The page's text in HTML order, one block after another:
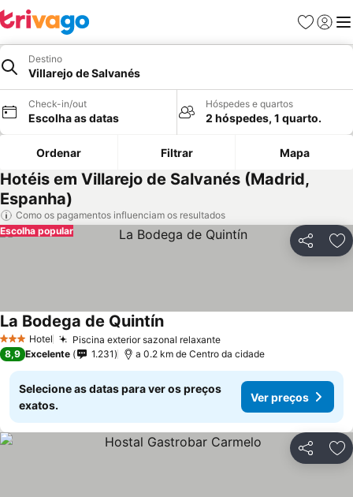
Favoritos
Iniciar
Destino
Villarejo de Salvanés
Check-in/out
Escolha as datas
Hóspedes e quartos
2 hóspedes, 1 quarto.
Ordenar Filtrar Mapa
Hotéis em Villarejo de Salvanés (Madrid,
Espanha)
Como os pagamentos influenciam os resultados
Partilhar
Escolha popular
3 EstrelasHotel Piscina exterior sazonal relaxante
La Bodega de Quintín
8,9 Excelente 1.231 a 0.2 km de Centro da cidade
Selecione as datas para ver os preços
exatos.
Ver preços
Partilhar